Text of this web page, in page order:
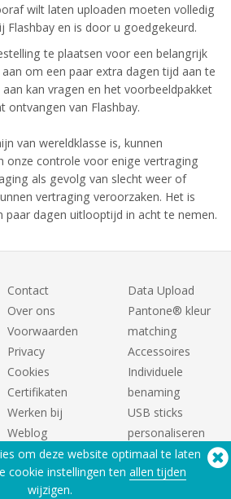
wilt laten uploaden moeten volledig
Flashbay en is door u goedgekeurd.
te plaatsen voor een belangrijk
om een paar extra dagen tijd aan te
kan vragen en het voorbeeldpakket
ontvangen van Flashbay.
van wereldklasse is, kunnen
onze controle voor enige vertraging
als gevolg van slecht weer of
vertraging veroorzaken. Het is
paar dagen uitlooptijd in acht te nemen.
Contact
Over ons
Voorwaarden
Privacy
Cookies
Certifikaten
Werken bij
Weblog
Data Upload
Pantone® kleur
matching
Accessoires
Individuele
benaming
USB sticks
personaliseren
om deze website optimaal te laten
cookie instellingen ten allen tijden
wijzigen.